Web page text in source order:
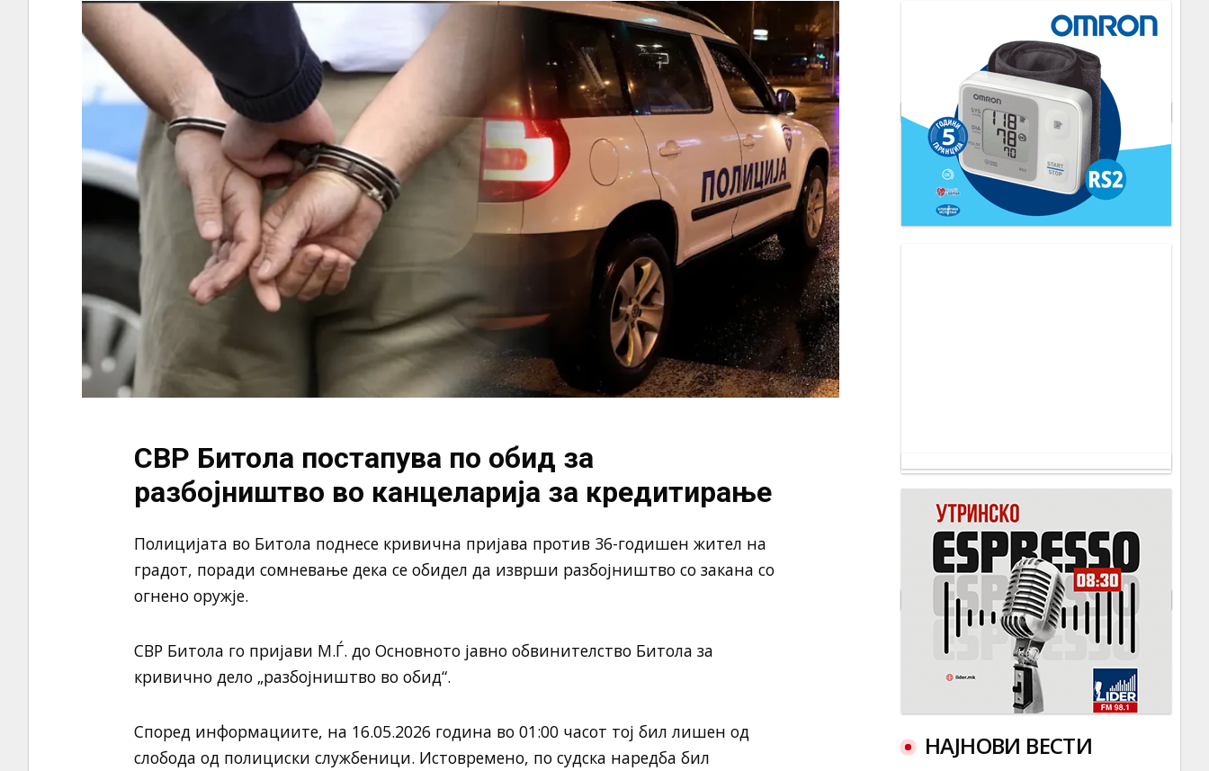
СВР Битола постапува по обид за
разбојништво во канцеларија за кредитирање
Полицијата во Битола поднесе кривична пријава против 36-годишен жител на
градот, поради сомневање дека се обидел да изврши разбојништво со закана со
огнено оружје.
СВР Битола го пријави М.Ѓ. до Основното јавно обвинителство Битола за
кривично дело „разбојништво во обид“.
Според информациите, на 16.05.2026 година во 01:00 часот тој бил лишен од
слобода од полициски службеници. Истовремено, по судска наредба бил
НАЈНОВИ ВЕСТИ